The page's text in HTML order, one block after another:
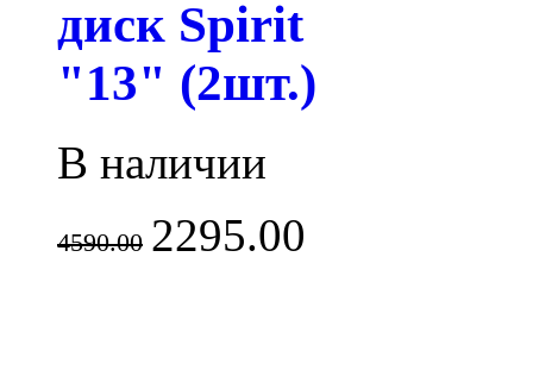
диск Spirit
"13" (2шт.)
В наличии
4590.00 2295.00